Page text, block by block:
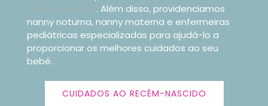
. Além disso, providenciamos
nanny noturna, nanny materna e enfermeiras
pediátricas especializadas para ajudá-lo a
proporcionar os melhores cuidados ao seu
bebé.
CUIDADOS AO RECÉM-NASCIDO